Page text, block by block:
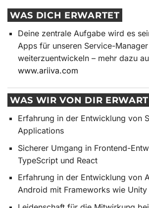
WAS DICH ERWARTET
Deine zentrale Aufgabe wird es
Apps für unseren Service-Manager
weiterzuentwickeln – mehr dazu
www.ariiva.com
WAS WIR VON DIR
Erfahrung in der Entwicklung von
Applications
Sicherer Umgang in Frontend-
TypeScript und React
Erfahrung in der Entwicklung von
Android mit Frameworks wie Unity